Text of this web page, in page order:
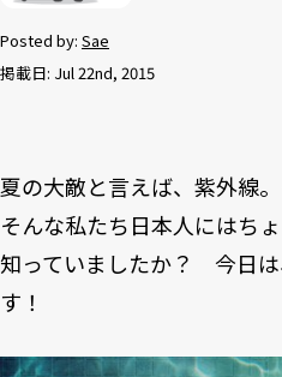
Posted by: Sae
掲載日: Jul 22nd, 2015
夏の大敵と言えば、紫外線
そんな私たち日本人にはち
知っていましたか？ 今日は
す！